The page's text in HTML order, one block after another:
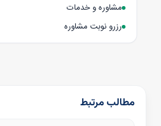
مشاوره و خدمات
رزرو نوبت مشاوره
مطالب مرتبط